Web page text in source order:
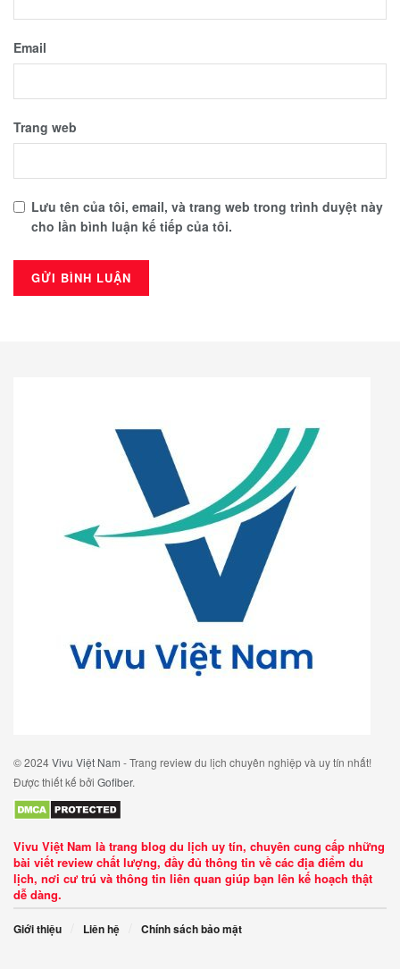
Email
Trang web
Lưu tên của tôi, email, và trang web trong trình duyệt này
cho lần bình luận kế tiếp của tôi.
© 2024Vivu Việt Nam - Trang review du lịch chuyên nghiệp và uy tín nhất!
Được thiết kế bởi Gofiber.
Vivu Việt Nam là trang blog du lịch uy tín, chuyên cung cấp những
bài viết review chất lượng, đầy đủ thông tin về các địa điểm du
lịch, nơi cư trú và thông tin liên quan giúp bạn lên kế hoạch thật
dễ dàng.
Giới thiệu Liên hệ Chính sách bảo mật